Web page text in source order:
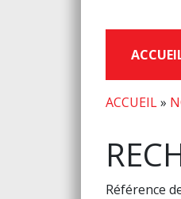
ACCUEIL»
Référence